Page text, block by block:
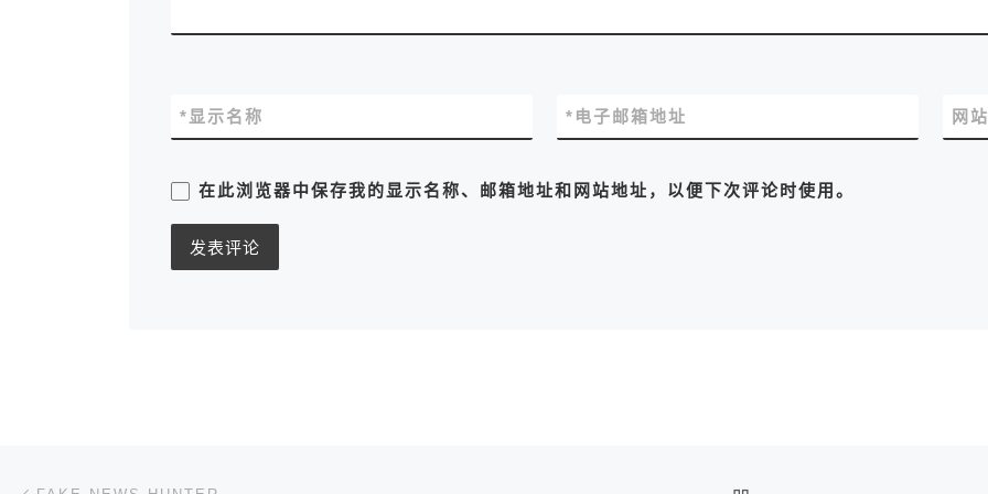
显示名称
* 电子邮箱地址
* 网
在此浏览器中保存我的显示名称、邮箱地址和网站地址，以便下次评论时使用。
文章导航